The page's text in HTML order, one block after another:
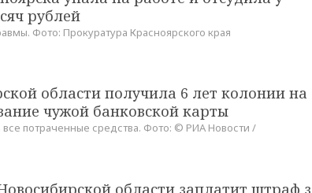
рублей
Фото: Прокуратура Красноярского края
области получила 6 лет колонии на
чужой банковской карты
потраченные средства. Фото: © РИА Новости /
области заплатит штраф